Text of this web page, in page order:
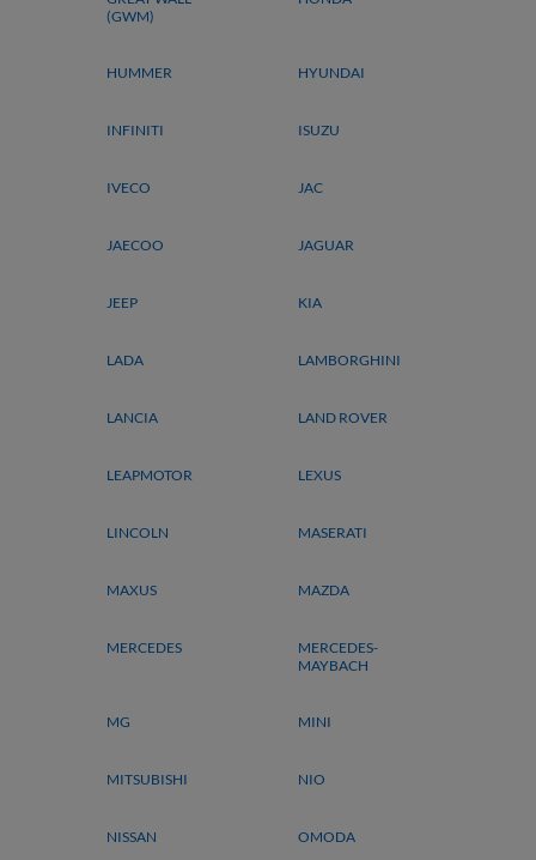
(GWM)
HUMMER HYUNDAI
INFINITI ISUZU
IVECO JAC
JAECOO JAGUAR
JEEP KIA
LADA LAMBORGHINI
LANCIA LAND ROVER
LEAPMOTOR LEXUS
LINCOLN MASERATI
MAXUS MAZDA
MERCEDES
MERCEDES-
MAYBACH
MG MINI
MITSUBISHI NIO
NISSAN OMODA